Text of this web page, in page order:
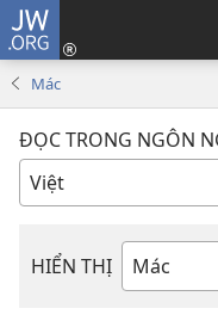
JW.ORG
Mác
ĐỌC TRONG NGÔN
HIỂN THỊ
Sách